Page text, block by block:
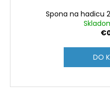
Spona na hadicu
DO